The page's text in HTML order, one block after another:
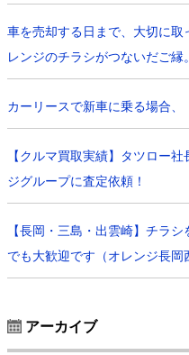
車を売却する日まで、大切に
レンジのチラシがつないだご縁。
カーリースで新車に乗る場合、
【クルマ買取実績】タツロー
ジグループに査定依頼！
【長岡・三島・出雲崎】チラ
でも大歓迎です（オレンジ長岡
アーカイブ